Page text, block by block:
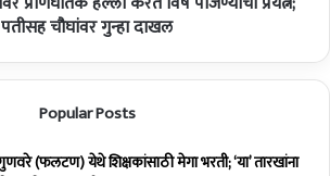
पतीसह चौघांवर गुन्हा दाखल
Popular Posts
(फलटण) येथे शिक्षकांसाठी मेगा भरती; ‘या’ तारखांना